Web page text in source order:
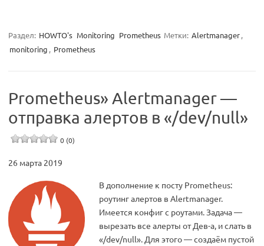
Раздел: HOWTO's Monitoring Prometheus Метки: Alertmanager,
monitoring , Prometheus
Prometheus» Alertmanager —
отправка алертов в «/dev/null»
0 (0)
26 марта 2019
В дополнение к посту Prometheus:
роутинг алертов в Alertmanager.
Имеется конфиг с роутами. Задача —
вырезать все алерты от Дев-а, и слать в
«/dev/null». Для этого — создаём пустой